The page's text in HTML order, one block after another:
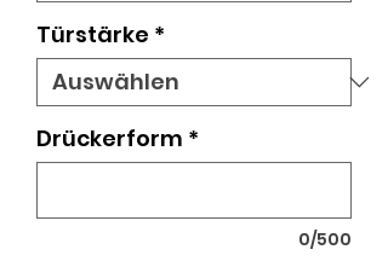
Türstärke *
Drückerform *
0/500